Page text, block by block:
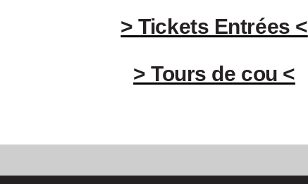
> Tickets Entrées <
> Tours de cou <